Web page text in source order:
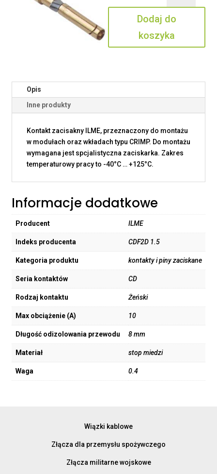
1.5
Dodaj do
koszyka
Opis
Inne produkty
Kontakt zacisakny ILME, przeznaczony do montażu
w modułach oraz wkładach typu CRIMP. Do montażu
wymagana jest spcjalistyczna zaciskarka. Zakres
temperaturowy pracy to -40°C … +125°C.
Informacje dodatkowe
Producent ILME
Indeks producenta CDF2D 1.5
Kategoria produktu kontakty i piny zaciskane
Seria kontaktów CD
Rodzaj kontaktu Żeński
Max obciążenie (A) 10
Długość odizolowania przewodu 8 mm
Materiał stop miedzi
Waga 0.4
Wiązki kablowe
Złącza dla przemysłu spożywczego
Złącza militarne wojskowe